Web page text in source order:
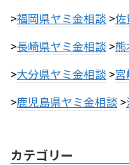
>福岡県ヤミ金相談 >
>長崎県ヤミ金相談 >
>大分県ヤミ金相談 >
>鹿児島県ヤミ金相談 >
カテゴリー